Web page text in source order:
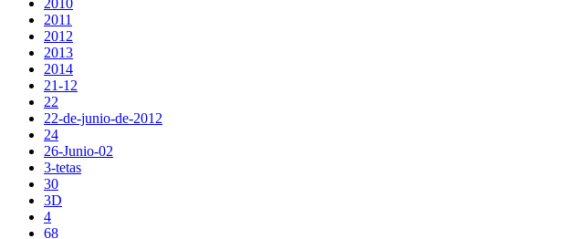
2010
2011
2012
2013
2014
21-12
22
22-de-junio-de-2012
24
26-Junio-02
3-tetas
30
3D
4
68